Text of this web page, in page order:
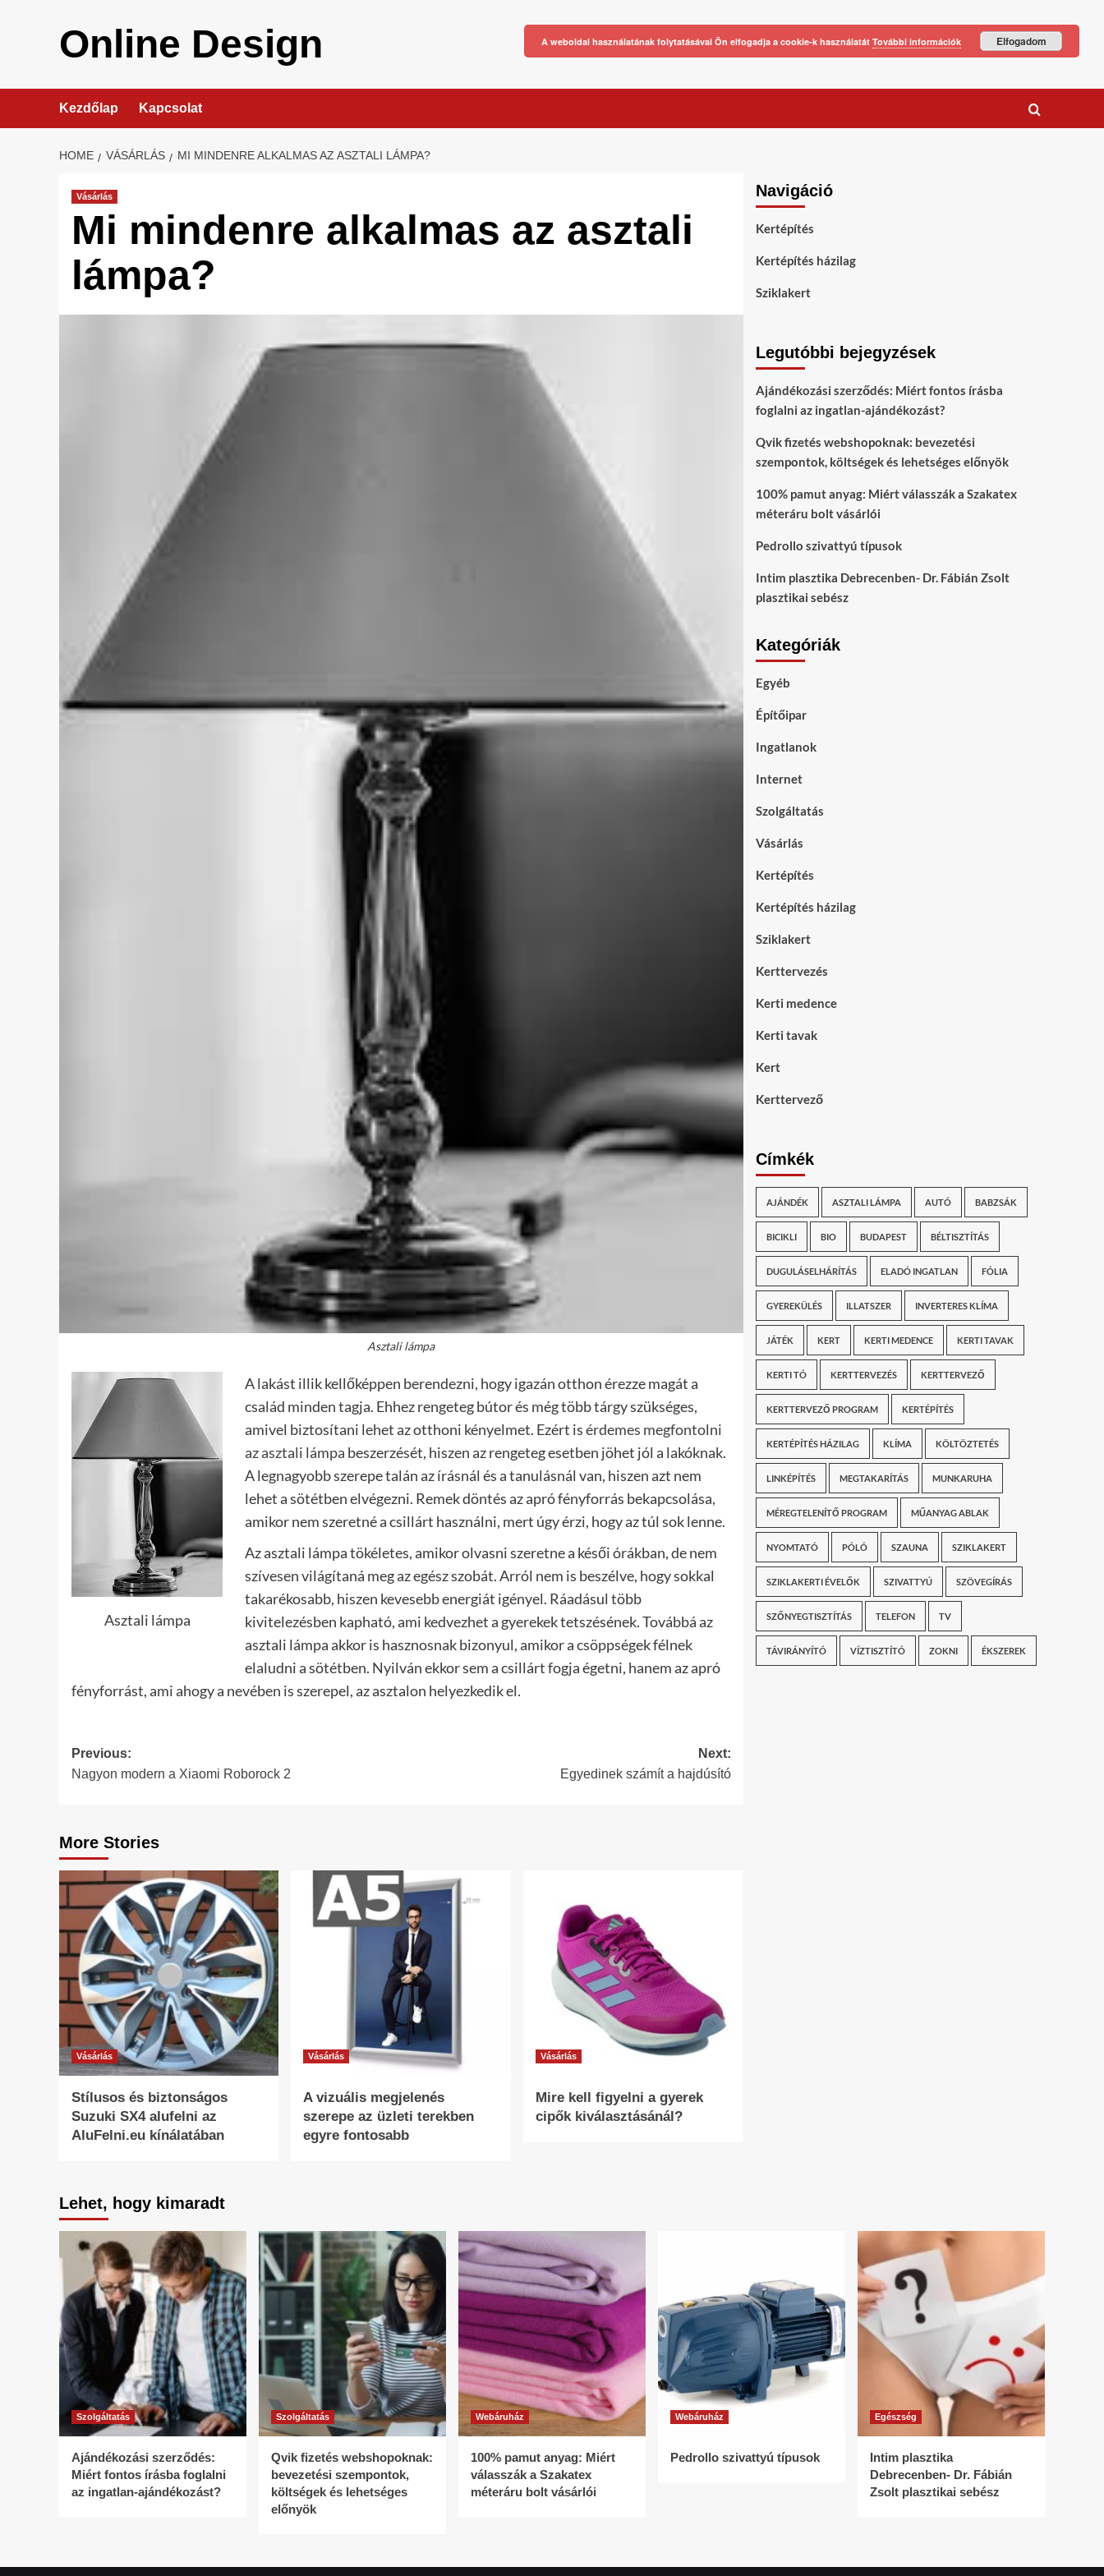
Online Design
Kezdőlap Kapcsolat
HOME VÁSÁRLÁS MI MINDENRE ALKALMAS AZ ASZTALI LÁMPA?
Vásárlás
Mi mindenre alkalmas az asztali
lámpa?
Asztali lámpa
Asztali lámpa
A lakást illik kellőképpen berendezni, hogy igazán otthon érezze magát a
család minden tagja. Ehhez rengeteg bútor és még több tárgy szükséges,
amivel biztosítani lehet az otthoni kényelmet. Ezért isérdemes megfontolni
az asztali lámpa beszerzését, hiszen az rengeteg esetben jöhet jól a lakóknak.
A legnagyobb szerepe talán az írásnál és a tanulásnál van, hiszen azt nem
lehet a sötétben elvégezni. Remek döntés az apró fényforrás bekapcsolása,
amikor nem szeretné a csillárt használni, mert úgy érzi, hogy az túl sok lenne.
Az asztali lámpa tökéletes, amikor olvasni szeretne a késői órákban, de nem
szívesen világítaná meg az egész szobát. Arról nem is beszélve, hogy sokkal
takarékosabb, hiszen kevesebb energiát igényel. Ráadásul több
kivitelezésben kapható, ami kedvezhet a gyerekek tetszésének. Továbbá az
asztali lámpa akkor is hasznosnak bizonyul, amikor a csöppségek félnek
elaludni a sötétben. Nyilván ekkor sem a csillárt fogja égetni, hanem az apró
fényforrást, ami ahogy a nevében is szerepel, az asztalon helyezkedik el.
Post
navigation
Previous:
Nagyon modern a Xiaomi Roborock 2
Next:
Egyedinek számít a hajdúsító
More Stories
Vásárlás
Stílusos és biztonságos
Suzuki SX4 alufelni az
AluFelni.eu kínálatában
Vásárlás
A vizuális megjelenés
szerepe az üzleti terekben
egyre fontosabb
Vásárlás
Mire kell figyelni a gyerek
cipők kiválasztásánál?
Navigáció
Kertépítés
Kertépítés házilag
Sziklakert
Legutóbbi bejegyzések
Ajándékozási szerződés: Miért fontos írásba
foglalni az ingatlan-ajándékozást?
Qvik fizetés webshopoknak: bevezetési
szempontok, költségek és lehetséges előnyök
100% pamut anyag: Miért válasszák a Szakatex
méteráru bolt vásárlói
Pedrollo szivattyú típusok
Intim plasztika Debrecenben- Dr. Fábián Zsolt
plasztikai sebész
Kategóriák
Egyéb
Építőipar
Ingatlanok
Internet
Szolgáltatás
Vásárlás
Kertépítés
Kertépítés házilag
Sziklakert
Kerttervezés
Kerti medence
Kerti tavak
Kert
Kerttervező
Címkék
AJÁNDÉK ASZTALI LÁMPA AUTÓ BABZSÁK
BICIKLI BIO BUDAPEST BÉLTISZTÍTÁS
DUGULÁSELHÁRÍTÁS ELADÓ INGATLAN FÓLIA
GYEREKÜLÉS ILLATSZER INVERTERES KLÍMA
JÁTÉK KERT KERTI MEDENCE KERTI TAVAK
KERTI TÓ KERTTERVEZÉS KERTTERVEZŐ
KERTTERVEZŐ PROGRAM KERTÉPÍTÉS
KERTÉPÍTÉS HÁZILAG KLÍMA KÖLTÖZTETÉS
LINKÉPÍTÉS MEGTAKARÍTÁS MUNKARUHA
MÉREGTELENÍTŐ PROGRAM MŰANYAG ABLAK
NYOMTATÓ PÓLÓ SZAUNA SZIKLAKERT
SZIKLAKERTI ÉVELŐK SZIVATTYÚ SZÖVEGÍRÁS
SZŐNYEGTISZTÍTÁS TELEFON TV
TÁVIRÁNYÍTÓ VÍZTISZTÍTÓ ZOKNI ÉKSZEREK
Lehet, hogy kimaradt
Szolgáltatás
Ajándékozási szerződés:
Miért fontos írásba foglalni
az ingatlan-ajándékozást?
Szolgáltatás
Qvik fizetés webshopoknak:
bevezetési szempontok,
költségek és lehetséges
előnyök
Webáruház
100% pamut anyag: Miért
válasszák a Szakatex
méteráru bolt vásárlói
Webáruház
Pedrollo szivattyú típusok
Egészség
Intim plasztika
Debrecenben- Dr. Fábián
Zsolt plasztikai sebész
A weboldal használatának folytatásával Ön elfogadja a cookie-k használatát További információk Elfogadom